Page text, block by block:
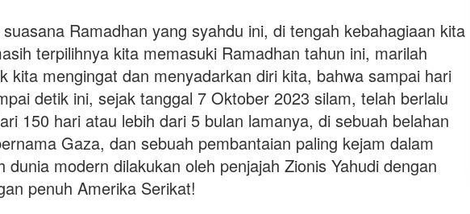
Ramadhan yang syahdu ini, di tengah kebahagiaan kita
terpilihnya kita memasuki Ramadhan tahun ini, marilah
kita mengingat dan menyadarkan diri kita, bahwa sampai hari
detik ini, sejak tanggal 7 Oktober 2023 silam, telah berlalu
150 hari atau lebih dari 5 bulan lamanya, di sebuah belahan
Gaza, dan sebuah pembantaian paling kejam dalam
dunia modern dilakukan oleh penjajah Zionis Yahudi dengan
penuh Amerika Serikat!